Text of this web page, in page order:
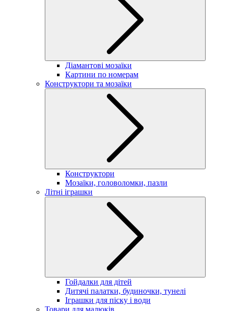
Діамантові мозаїки
Картини по номерам
Конструктори та мозаїки
Конструктори
Мозаїки, головоломки, пазли
Літні іграшки
Гойдалки для дітей
Дитячі палатки, будиночки, тунелі
Іграшки для піску і води
Товари для малюків